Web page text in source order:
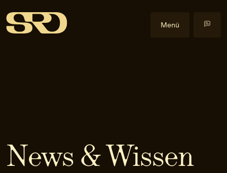
KI-Recht
Künstliche Intelligenz
NIS2-Anwendbarkeit
Praxislehrgänge
Externe Events
Veröffentlichungen
Downloads
Team
EN Anfrage stellen
Menü
News & Wissen